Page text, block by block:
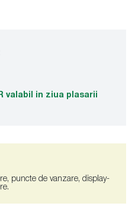
valabil in ziua plasarii
puncte de vanzare, display-